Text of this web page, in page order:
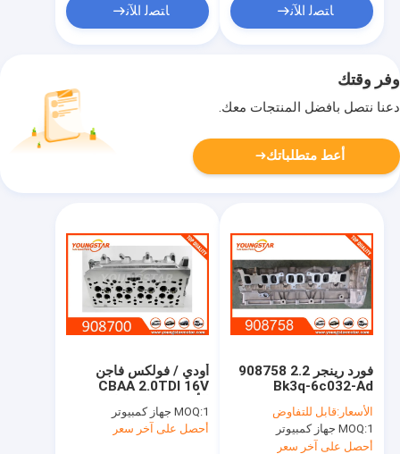
ﺎﺘﺼﻟ ﺍﻶﻧ ﺎﺘﺼﻟ ﺍﻶﻧ
وفر وقتك
دعنا نتصل بأفضل المنتجات معك.
أعط متطلباتك
أودي / فولكس فاجن
CBAA 2.0TDI 16V
رؤوس 908700
03L103063K
MOQ:1 جهاز كمبيوتر
أحصل على آخر سعر
فورد رينجر 2.2 908758
Bk3q-6c032-Ad
Bk3q6c032ad
أسطوانات ألومنيوم
الأسعار:قابل للتفاوض
MOQ:1 جهاز كمبيوتر
أحصل على آخر سعر